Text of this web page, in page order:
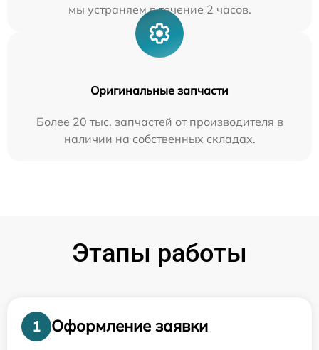
мы устраняем в течение 2 часов.
Оригинальные запчасти
Более 20 тыс. запчастей от производителя в
наличии на собственных складах.
Этапы работы
1
Оформление заявки